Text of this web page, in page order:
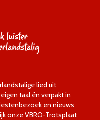
lied uit
taal én verpakt in
en nieuws
onze VBRO-Trotsplaat